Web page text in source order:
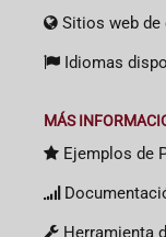
Sitios web
Idiomas
MÁS
Ejemplos de
Herramienta